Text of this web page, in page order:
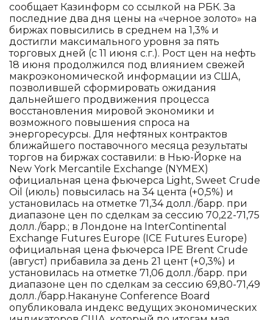
сообщает Казинформ со ссылкой на РБК. За
последние два дня цены на «черное золото» на
биржах повысились в среднем на 1,3% и
достигли максимального уровня за пять
торговых дней (с 11 июня с.г.). Рост цен на нефть
18 июня продолжился под влиянием свежей
макроэкономической информации из США,
позволившей сформировать ожидания
дальнейшего продвижения процесса
восстановления мировой экономики и
возможного повышения спроса на
энергоресурсы. Для нефтяных контрактов
ближайшего поставочного месяца результаты
торгов на биржах составили: в Нью-Йорке на
New York Mercantile Exchange (NYMEX)
официальная цена фьючерса Light, Sweet Crude
Oil (июль) повысилась на 34 цента (+0,5%) и
установилась на отметке 71,34 долл./барр. при
диапазоне цен по сделкам за сессию 70,22-71,75
долл./барр.; в Лондоне на InterContinental
Exchange Futures Europe (IСE Futures Europe)
официальная цена фьючерса IPE Brent Crude
(август) прибавила за день 21 цент (+0,3%) и
установилась на отметке 71,06 долл./барр. при
диапазоне цен по сделкам за сессию 69,80-71,49
долл./барр.Накануне Conference Board
опубликовала индекс ведущих экономических